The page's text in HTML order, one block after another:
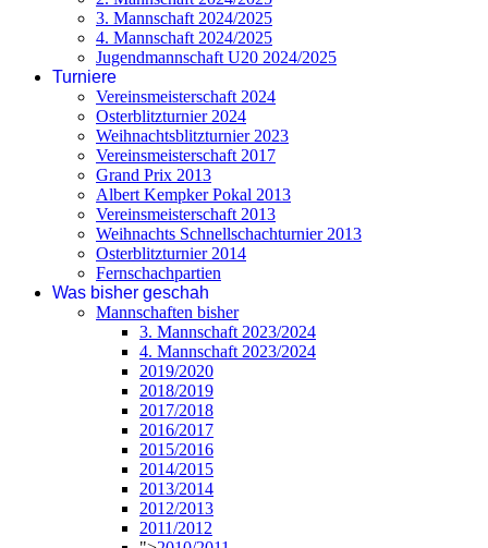
3. Mannschaft 2024/2025
4. Mannschaft 2024/2025
Jugendmannschaft U20 2024/2025
Turniere
Vereinsmeisterschaft 2024
Osterblitzturnier 2024
Weihnachtsblitzturnier 2023
Vereinsmeisterschaft 2017
Grand Prix 2013
Albert Kempker Pokal 2013
Vereinsmeisterschaft 2013
Weihnachts Schnellschachturnier 2013
Osterblitzturnier 2014
Fernschachpartien
Was bisher geschah
Mannschaften bisher
3. Mannschaft 2023/2024
4. Mannschaft 2023/2024
2019/2020
2018/2019
2017/2018
2016/2017
2015/2016
2014/2015
2013/2014
2012/2013
2011/2012